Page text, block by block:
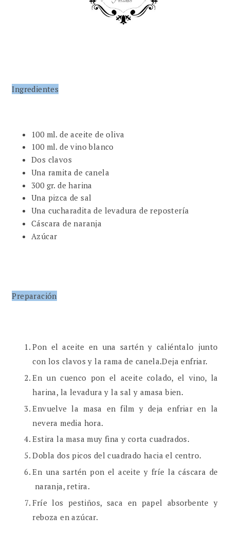
Ingredientes
100 ml. de aceite de oliva
100 ml. de vino blanco
Dos clavos
Una ramita de canela
300 gr. de harina
Una pizca de sal
Una cucharadita de levadura de repostería
Cáscara de naranja
Azúcar
Preparación
Pon el aceite en una sartén y caliéntalo junto
con los clavos y la rama de canela.Deja enfriar.
En un cuenco pon el aceite colado, el vino, la
harina, la levadura y la sal y amasa bien.
Envuelve la masa en film y deja enfriar en la
nevera media hora.
Estira la masa muy fina y corta cuadrados.
Dobla dos picos del cuadrado hacia el centro.
En una sartén pon el aceite y fríe la cáscara de
naranja, retira.
Fríe los pestiños, saca en papel absorbente y
reboza en azúcar.